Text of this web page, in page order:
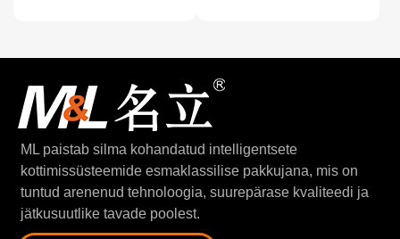
ML paistab silma kohandatud intelligentsete
kottimissüsteemide esmaklassilise pakkujana, mis on
tuntud arenenud tehnoloogia, suurepärase kvaliteedi ja
jätkusuutlike tavade poolest.